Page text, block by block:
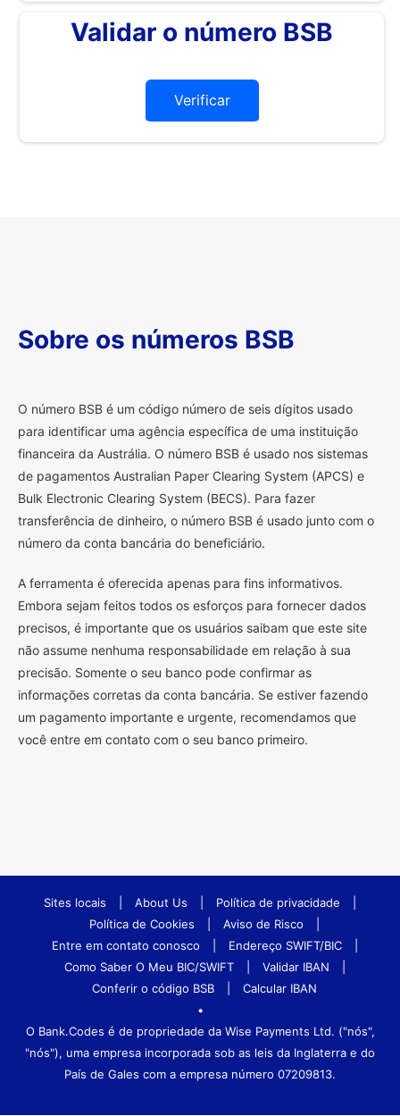
Validar o número BSB
Verificar
Sobre os números BSB
O número BSB é um código número de seis dígitos usado
para identificar uma agência específica de uma instituição
financeira da Austrália. O número BSB é usado nos sistemas
de pagamentos Australian Paper Clearing System (APCS) e
Bulk Electronic Clearing System (BECS). Para fazer
transferência de dinheiro, o número BSB é usado junto com o
número da conta bancária do beneficiário.
A ferramenta é oferecida apenas para fins informativos.
Embora sejam feitos todos os esforços para fornecer dados
precisos, é importante que os usuários saibam que este site
não assume nenhuma responsabilidade em relação à sua
precisão. Somente o seu banco pode confirmar as
informações corretas da conta bancária. Se estiver fazendo
um pagamento importante e urgente, recomendamos que
você entre em contato com o seu banco primeiro.
Sites locais About Us Política de privacidade
Política de Cookies
Aviso de Risco
Entre em contato conosco
Endereço SWIFT/BIC
Como Saber O Meu BIC/SWIFT
Validar IBAN
Conferir o código BSB
Calcular IBAN
•
O Bank.Codes é de propriedade da Wise Payments Ltd. ("nós",
"nós"), uma empresa incorporada sob as leis da Inglaterra e do
País de Gales com a empresa número 07209813.